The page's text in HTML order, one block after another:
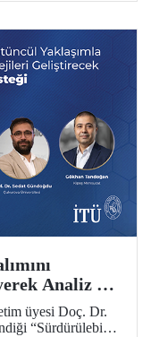
Analiz ve
Projeye
üyesi Doç. Dr.
“Sürdürülebilir